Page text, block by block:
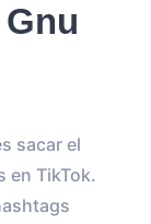
sacar el
en TikTok.